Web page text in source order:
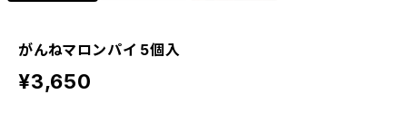
がんねマロンパイ 5個入
¥3,650